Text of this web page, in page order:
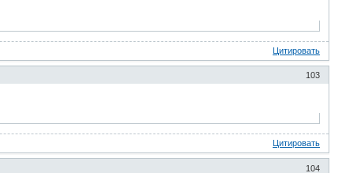
Цитировать
103
Цитировать
104